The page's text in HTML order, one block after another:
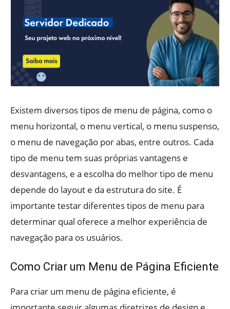
Existem diversos tipos de menu de página, como o
menu horizontal, o menu vertical, o menu suspenso,
o menu de navegação por abas, entre outros. Cada
tipo de menu tem suas próprias vantagens e
desvantagens, e a escolha do melhor tipo de menu
depende do layout e da estrutura do site. É
importante testar diferentes tipos de menu para
determinar qual oferece a melhor experiência de
navegação para os usuários.
Como Criar um Menu de Página Eficiente
Para criar um menu de página eficiente, é